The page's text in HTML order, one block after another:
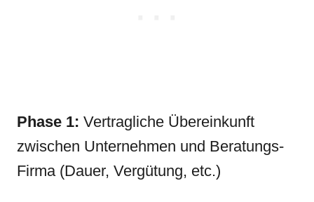
Phase 1: Vertragliche Übereinkunft
zwischen Unternehmen und Beratungs-
Firma (Dauer, Vergütung, etc.)